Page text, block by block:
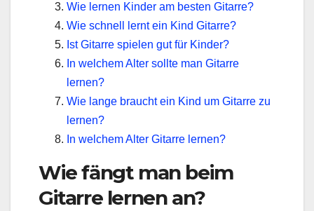
Wie lernen Kinder am besten Gitarre?
Wie schnell lernt ein Kind Gitarre?
Ist Gitarre spielen gut für Kinder?
In welchem Alter sollte man Gitarre
lernen?
Wie lange braucht ein Kind um Gitarre zu
lernen?
In welchem Alter Gitarre lernen?
Wie fängt man beim
Gitarre lernen an?